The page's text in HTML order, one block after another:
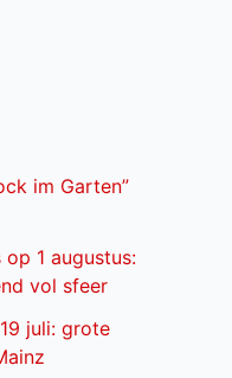
im Garten”
1 augustus:
vol sfeer
juli: grote